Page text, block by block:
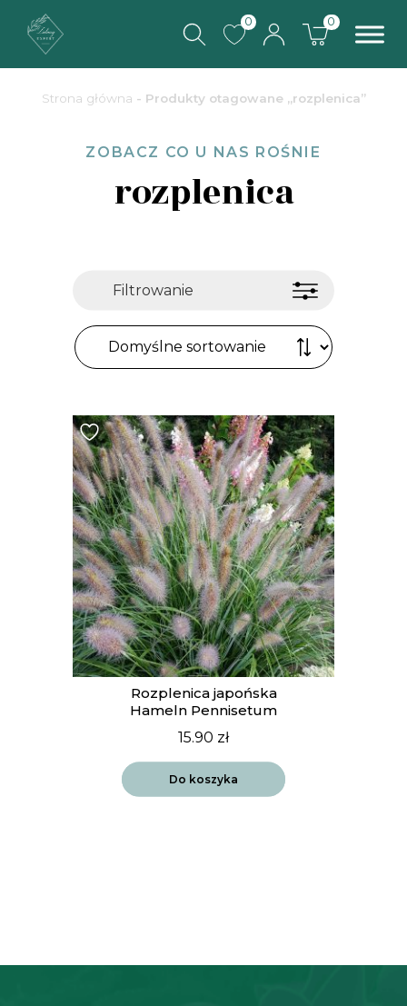
0 0
Strona główna - Produkty otagowane „rozplenica”
ZOBACZ CO U NAS ROŚNIE
rozplenica
Filtrowanie
Rozplenica japońska
Hameln Pennisetum
15.90 zł
Do koszyka